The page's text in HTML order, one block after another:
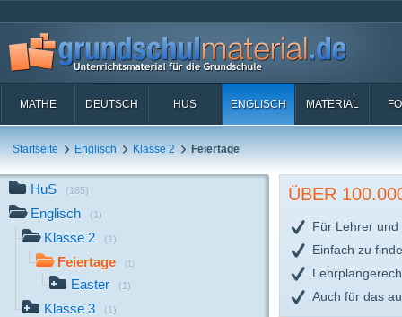
MATHE DEUTSCH HUS ENGLISCH MATERIAL
Startseite Englisch Klasse 2 Feiertage
HuS (185)
Englisch (1)
Klasse 2 (1)
Feiertage (1)
Easter (1)
Klasse 3 (1)
ÜBER
Für Lehrer und
Einfach zu
Auch für das